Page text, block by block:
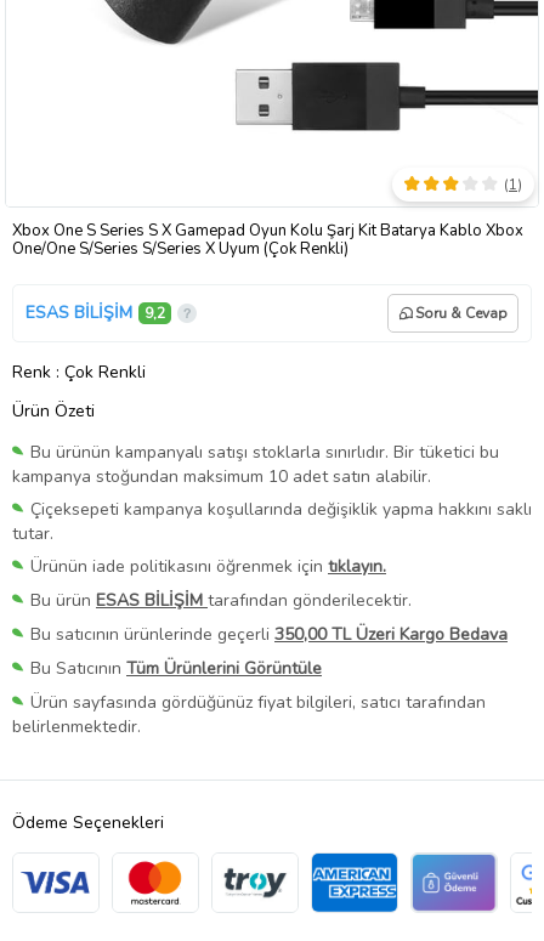
Xbox One S Series S X Gamepad Oyun Kolu Şarj Kit Batarya Kablo Xbox
One/One S/Series S/Series X Uyum (Çok Renkli)
(1)
ESAS BİLİŞİM 9,2 Soru & Cevap
Renk : Çok Renkli
Ürün Özeti
Bu ürünün kampanyalı satışı stoklarla sınırlıdır. Bir tüketici bu
kampanya stoğundan maksimum 10 adet satın alabilir.
Çiçeksepeti kampanya koşullarında değişiklik yapma hakkını saklı
tutar.
Ürünün iade politikasını öğrenmek için tıklayın.
Bu ürün ESAS BİLİŞİM tarafından gönderilecektir.
Bu satıcının ürünlerinde geçerli 350,00 TL Üzeri Kargo Bedava
Bu Satıcının Tüm Ürünlerini Görüntüle
Ürün sayfasında gördüğünüz fiyat bilgileri, satıcı tarafından
belirlenmektedir.
Ödeme Seçenekleri